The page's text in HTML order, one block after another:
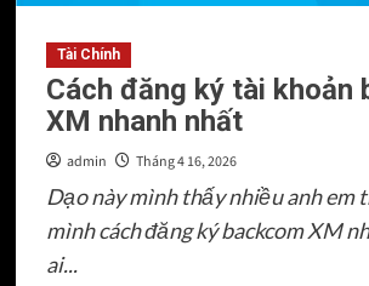
Góc
Nhìn
“Con
Nghiện”
Tài Chính
Cách đăng ký tài khoản
XM nhanh nhất
admin Tháng 4 16, 2026
Dạo này mình thấy nhiều anh em
mình cách đăng ký backcom XM
ai...